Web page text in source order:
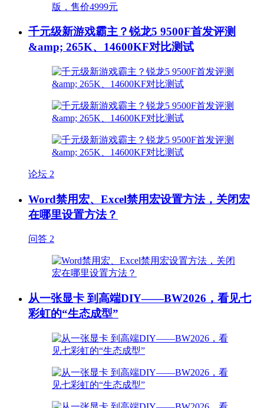
千元级新游戏霸主？锐龙5 9500F首发评测
&amp; 265K、14600KF对比测试
论坛 2
Word禁用宏、Excel禁用宏设置方法，关闭宏
在哪里设置方法？
问答 2
从一张显卡 到高端DIY——BW2026，看见七
彩虹的“生态成型”